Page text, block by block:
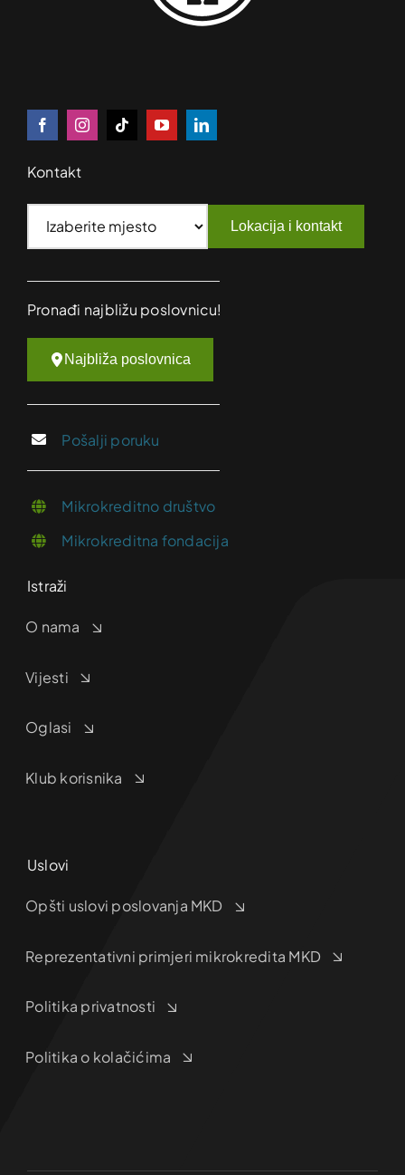
Kontakt
Lokacija i kontakt
Pronađi najbližu poslovnicu!
Najbliža poslovnica
Pošalji poruku
Mikrokreditno društvo
Mikrokreditna fondacija
Istraži
O nama
Vijesti
Oglasi
Klub korisnika
Uslovi
Opšti uslovi poslovanja MKD
Reprezentativni primjeri mikrokredita MKD
Politika privatnosti
Politika o kolačićima